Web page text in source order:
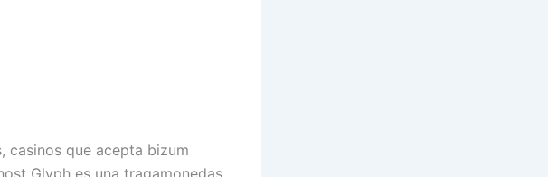
casinos que acepta bizum
Glyph es una tragamonedas